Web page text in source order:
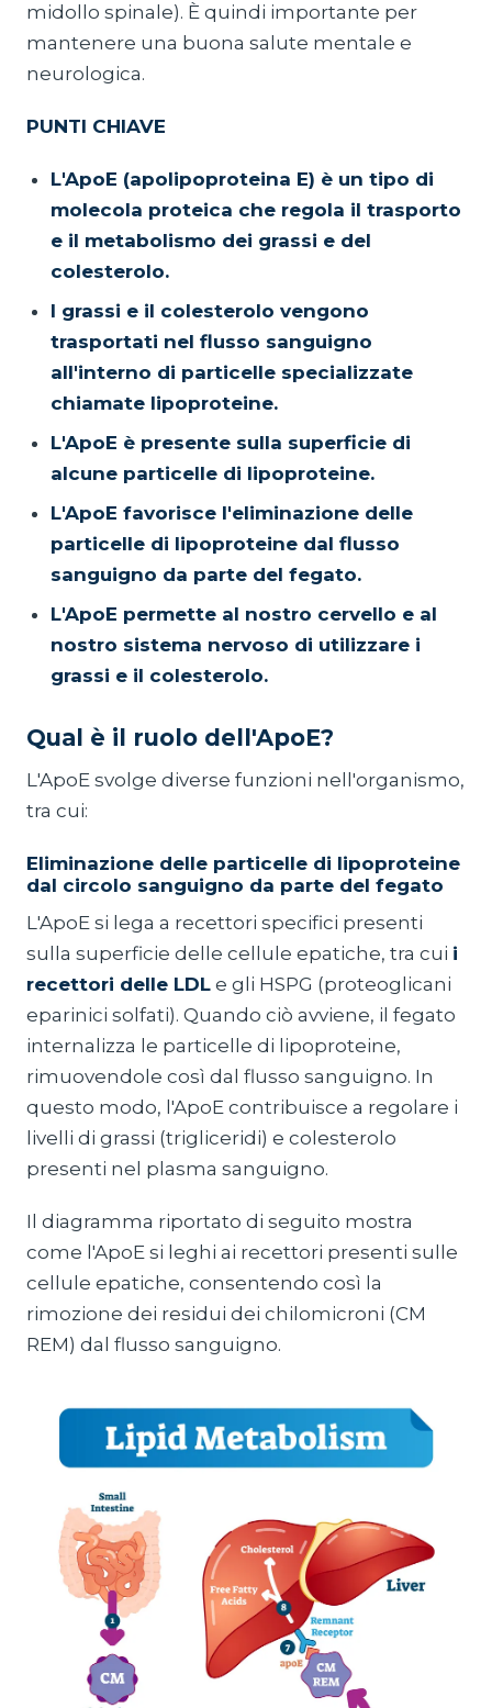
midollo spinale). È quindi importante per
mantenere una buona salute mentale e
neurologica.
PUNTI CHIAVE
L'ApoE (apolipoproteina E) è un tipo di
molecola proteica che regola il trasporto
e il metabolismo dei grassi e del
colesterolo.
I grassi e il colesterolo vengono
trasportati nel flusso sanguigno
all'interno di particelle specializzate
chiamate lipoproteine.
L'ApoE è presente sulla superficie di
alcune particelle di lipoproteine.
L'ApoE favorisce l'eliminazione delle
particelle di lipoproteine dal flusso
sanguigno da parte del fegato.
L'ApoE permette al nostro cervello e al
nostro sistema nervoso di utilizzare i
grassi e il colesterolo.
Qual è il ruolo dell'ApoE?
L'ApoE svolge diverse funzioni nell'organismo,
tra cui:
Eliminazione delle particelle di lipoproteine
dal circolo sanguigno da parte del fegato
L'ApoE si lega a recettori specifici presenti
sulla superficie delle cellule epatiche, tra cui i
recettori delle LDL e gli HSPG (proteoglicani
eparinici solfati). Quando ciò avviene, il fegato
internalizza le particelle di lipoproteine,
rimuovendole così dal flusso sanguigno. In
questo modo, l'ApoE contribuisce a regolare i
livelli di grassi (trigliceridi) e colesterolo
presenti nel plasma sanguigno.
Il diagramma riportato di seguito mostra
come l'ApoE si leghi ai recettori presenti sulle
cellule epatiche, consentendo così la
rimozione dei residui dei chilomicroni (CM
REM) dal flusso sanguigno.